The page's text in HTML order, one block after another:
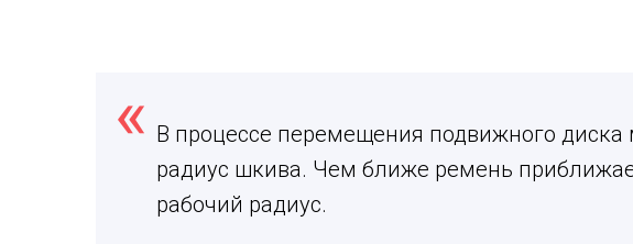
В процессе перемещения подвижного диска
радиус шкива. Чем ближе ремень
рабочий радиус.